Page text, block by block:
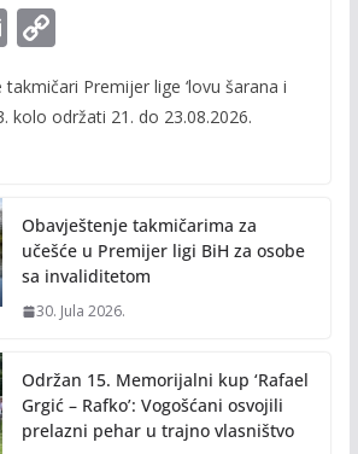
E
m
ai
C
o
p
n
k
Premijer lige ‘lovu šarana i
kolo održati 21. do 23.08.2026.
Obavještenje takmičarima za
učešće u Premijer ligi BiH za osobe
sa invaliditetom
30. Jula 2026.
Održan 15. Memorijalni kup ‘Rafael
Grgić – Rafko’: Vogošćani osvojili
prelazni pehar u trajno vlasništvo